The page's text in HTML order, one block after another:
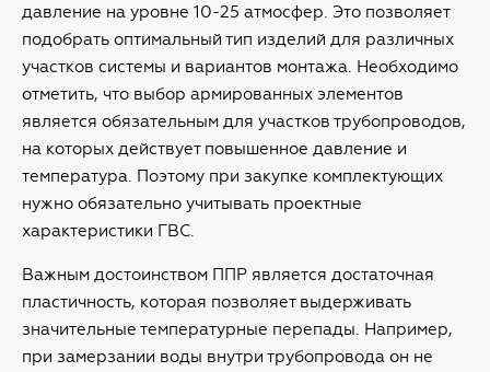
давление на уровне 10-25 атмосфер. Это позволяет
подобрать оптимальный тип изделий для различных
участков системы и вариантов монтажа. Необходимо
отметить, что выбор армированных элементов
является обязательным для участков трубопроводов,
на которых действует повышенное давление и
температура. Поэтому при закупке комплектующих
нужно обязательно учитывать проектные
характеристики ГВС.
Важным достоинством ППР является достаточная
пластичность, которая позволяет выдерживать
значительные температурные перепады. Например,
при замерзании воды внутри трубопровода он не